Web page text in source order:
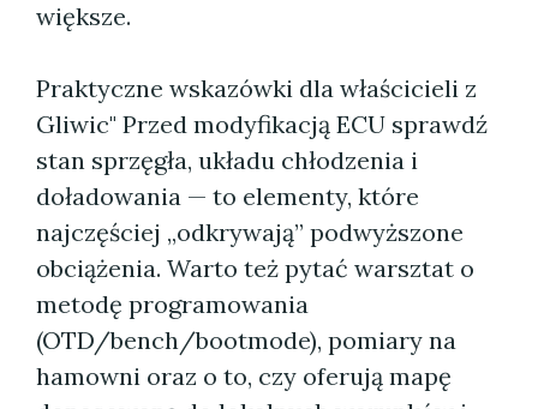
większe.
Praktyczne wskazówki dla właścicieli z
Gliwic" Przed modyfikacją ECU sprawdź
stan sprzęgła, układu chłodzenia i
doładowania — to elementy, które
najczęściej „odkrywają” podwyższone
obciążenia. Warto też pytać warsztat o
metodę programowania
(OTD/bench/bootmode), pomiary na
hamowni oraz o to, czy oferują mapę